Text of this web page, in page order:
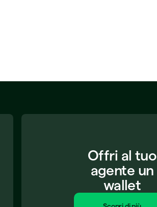
Offri al tuo
agente un
wallet